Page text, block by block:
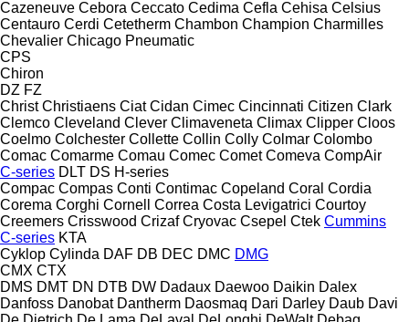
Cazeneuve Cebora Ceccato Cedima Cefla Cehisa Celsius
Centauro Cerdi Cetetherm Chambon Champion Charmilles
Chevalier Chicago Pneumatic
CPS
Chiron
DZ FZ
Christ Christiaens Ciat Cidan Cimec Cincinnati Citizen Clark
Clemco Cleveland Clever Climaveneta Climax Clipper Cloos
Coelmo Colchester Collette Collin Colly Colmar Colombo
Comac Comarme Comau Comec Comet Comeva CompAir
C-series DLT DS H-series
Compac Compas Conti Contimac Copeland Coral Cordia
Corema Corghi Cornell Correa Costa Levigatrici Courtoy
Creemers Crisswood Crizaf Cryovac Csepel Ctek Cummins
C-series KTA
Cyklop Cylinda DAF DB DEC DMC DMG
CMX CTX
DMS DMT DN DTB DW Dadaux Daewoo Daikin Dalex
Danfoss Danobat Dantherm Daosmaq Dari Darley Daub Davi